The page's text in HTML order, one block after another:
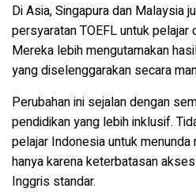
Di Asia, Singapura dan Malaysia
persyaratan TOEFL untuk pelajar
Mereka lebih mengutamakan
yang diselenggarakan secara
Perubahan ini sejalan dengan
pendidikan yang lebih inklusif.
pelajar Indonesia untuk
hanya karena keterbatasan
Inggris standar.